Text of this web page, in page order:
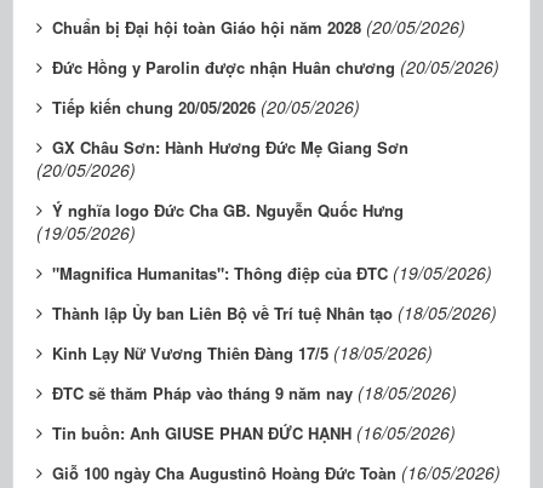
Chuẩn bị Đại hội toàn Giáo hội năm 2028 (20/05/2026)
Đức Hồng y Parolin được nhận Huân chương (20/05/2026)
Tiếp kiến chung 20/05/2026 (20/05/2026)
GX Châu Sơn: Hành Hương Đức Mẹ Giang Sơn
(20/05/2026)
Ý nghĩa logo Đức Cha GB. Nguyễn Quốc Hưng
(19/05/2026)
"Magnifica Humanitas": Thông điệp của ĐTC (19/05/2026)
Thành lập Ủy ban Liên Bộ về Trí tuệ Nhân tạo (18/05/2026)
Kinh Lạy Nữ Vương Thiên Đàng 17/5 (18/05/2026)
ĐTC sẽ thăm Pháp vào tháng 9 năm nay (18/05/2026)
Tin buồn: Anh GIUSE PHAN ĐỨC HẠNH (16/05/2026)
Giỗ 100 ngày Cha Augustinô Hoàng Đức Toàn (16/05/2026)